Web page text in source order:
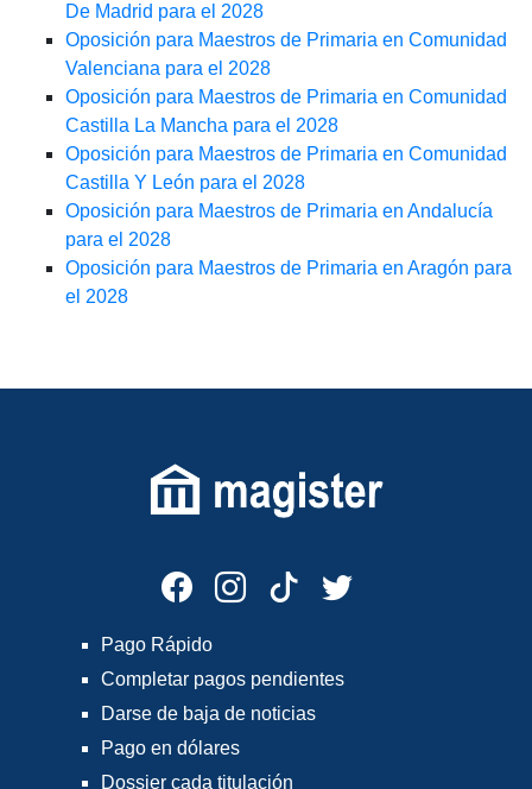
De Madrid para el 2028
Oposición para Maestros de Primaria en Comunidad
Valenciana para el 2028
Oposición para Maestros de Primaria en Comunidad
Castilla La Mancha para el 2028
Oposición para Maestros de Primaria en Comunidad
Castilla Y León para el 2028
Oposición para Maestros de Primaria en Andalucía
para el 2028
Oposición para Maestros de Primaria en Aragón para
el 2028
Pago Rápido
Completar pagos pendientes
Darse de baja de noticias
Pago en dólares
Dossier cada titulación